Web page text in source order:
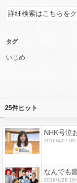
詳細検索はこちらを
タグ
いじめ
25件ヒット
NHK号泣
2016/4/07
なんでも
2016/1/28